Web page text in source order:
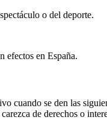
o del deporte.
efectos en España.
cuando se den las
de derechos o